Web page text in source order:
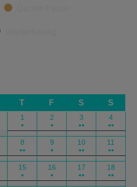
T F S S
1
●
2
●
3
●●
4
●●
8
●●
9
●
10
●●
11
●●
15
●
16
●
17
●●
18
●●